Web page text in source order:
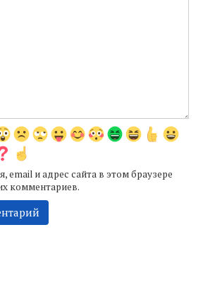
email и адрес сайта в этом браузере
комментариев.